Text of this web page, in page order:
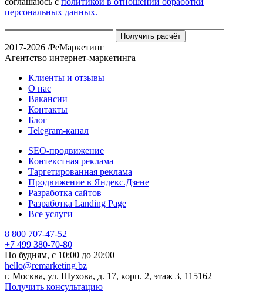
персональных данных.
Получить расчёт
2017-2026 /РеМаркетинг
Агентство интернет-маркетинга
Клиенты и отзывы
О нас
Вакансии
Контакты
Блог
Telegram-канал
SEO-продвижение
Контекстная реклама
Таргетированная реклама
Продвижение в Яндекс.Дзене
Разработка сайтов
Разработка Landing Page
Все услуги
8 800 707-47-52
+7 499 380-70-80
По будням, с 10:00 до 20:00
hello@remarketing.bz
г. Москва, ул. Шухова, д. 17, корп. 2, этаж 3, 115162
Получить консультацию